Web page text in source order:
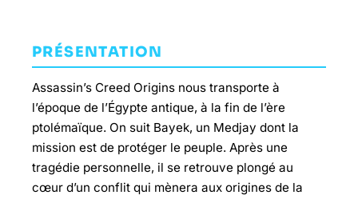
PRÉSENTATION
Assassin’s Creed Origins nous transporte à
l’époque de l’Égypte antique, à la fin de l’ère
ptolémaïque. On suit Bayek, un Medjay dont la
mission est de protéger le peuple. Après une
tragédie personnelle, il se retrouve plongé au
cœur d’un conflit qui mènera aux origines de la